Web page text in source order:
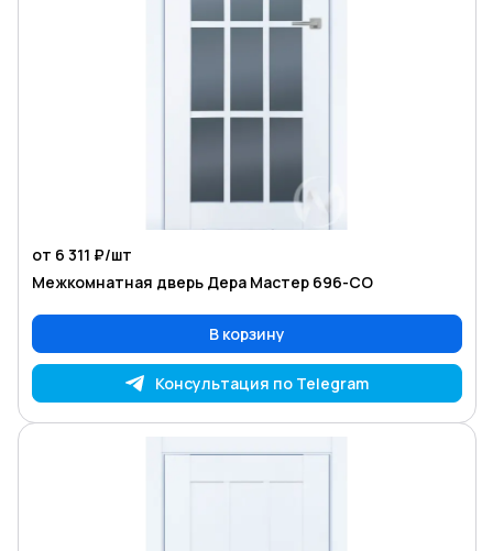
от 6 311 ₽/шт
Межкомнатная дверь Дера Мастер 696-СО
В корзину
Консультация по Telegram